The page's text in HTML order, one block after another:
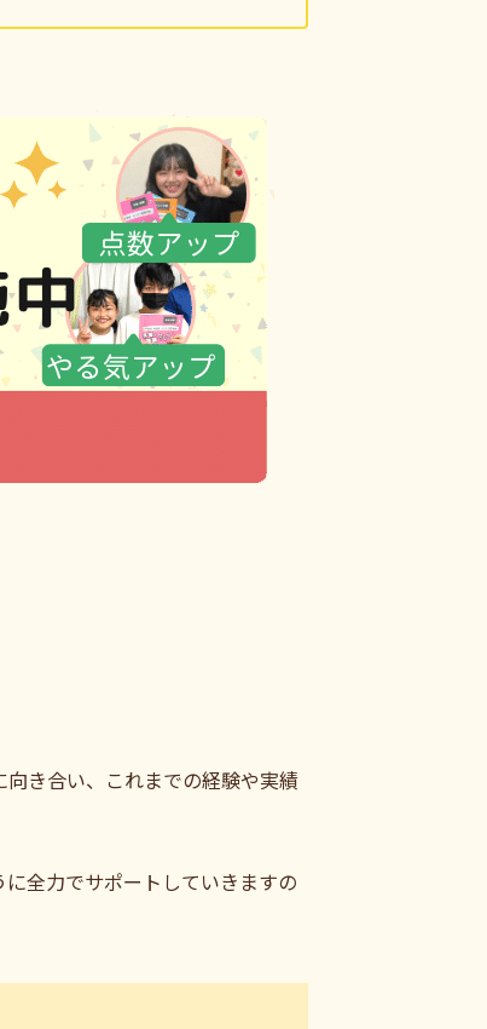
き合い、これまでの経験や実績
全力でサポートしていきますの